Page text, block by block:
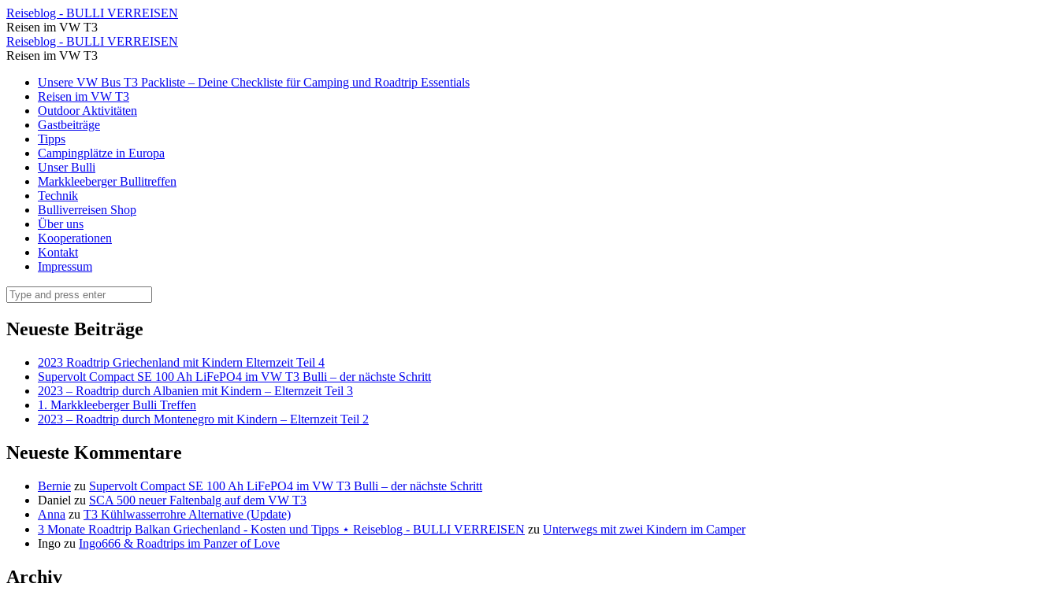
⋆
Reiseblog
-
BULLI
VERREISEN
Reiseblog - BULLI VERREISEN
Reisen im VW T3
⋆
Reiseblog
BULLI
VERREISEN
Reiseblog - BULLI VERREISEN
Reisen im VW T3
Skip
content
Unsere VW Bus T3 Packliste – Deine Checkliste für Camping und Roadtrip Essentials
Reisen im VW T3
Outdoor Aktivitäten
Gastbeiträge
Tipps
Campingplätze in Europa
Unser Bulli
Markkleeberger Bullitreffen
Technik
Bulliverreisen Shop
Über uns
Kooperationen
Kontakt
Impressum
Search
Neueste Beiträge
2023 Roadtrip Griechenland mit Kindern Elternzeit Teil 4
Supervolt Compact SE 100 Ah LiFePO4 im VW T3 Bulli – der nächste Schritt
2023 – Roadtrip durch Albanien mit Kindern – Elternzeit Teil 3
1. Markkleeberger Bulli Treffen
2023 – Roadtrip durch Montenegro mit Kindern – Elternzeit Teil 2
Neueste Kommentare
Bernie zu Supervolt Compact SE 100 Ah LiFePO4 im VW T3 Bulli – der nächste Schritt
Daniel zu SCA 500 neuer Faltenbalg auf dem VW T3
Anna zu T3 Kühlwasserrohre Alternative (Update)
3 Monate Roadtrip Balkan Griechenland - Kosten und Tipps ⋆ Reiseblog - BULLI VERREISEN zu Unterwegs mit zwei Kindern im Camper
Ingo zu Ingo666 & Roadtrips im Panzer of Love
Archiv